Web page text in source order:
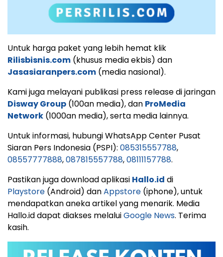
Untuk harga paket yang lebih hemat klik
Rilisbisnis.com (khusus media ekbis) dan
Jasasiaranpers.com (media nasional).
Kami juga melayani publikasi press release di jaringan
Disway Group (100an media), dan ProMedia
Network (1000an media), serta media lainnya.
Untuk informasi, hubungi WhatsApp Center Pusat
Siaran Pers Indonesia (PSPI): 085315557788,
08557777888,087815557788,08111157788.
Pastikan juga download aplikasi Hallo.id di
Playstore (Android) danAppstore (iphone), untuk
mendapatkan aneka artikel yang menarik. Media
Hallo.id dapat diakses melaluiGoogle News. Terima
kasih.